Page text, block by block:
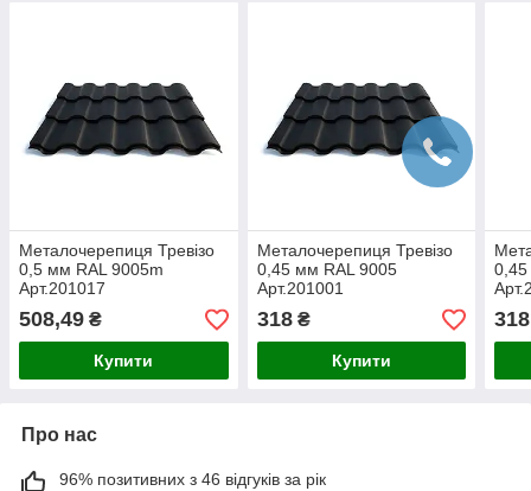
Металочерепиця Тревізо
0,5 мм RAL 9005m
Арт.201017
508,49 ₴
Купити
Металочерепиця Тревізо
0,45 мм RAL 9005
Арт.201001
318₴
Купити
318
Про нас
96% позитивних з 46 відгуків за рік